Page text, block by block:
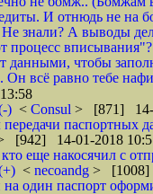
И отнюдь не на
знали? А выводы
процесс
данными, чтобы
всё равно тебе
) < Consul > [871] 14-
паспортных
[942] 14-01-2018
еще накосячил с
< necoandg > [1008]
один паспорт